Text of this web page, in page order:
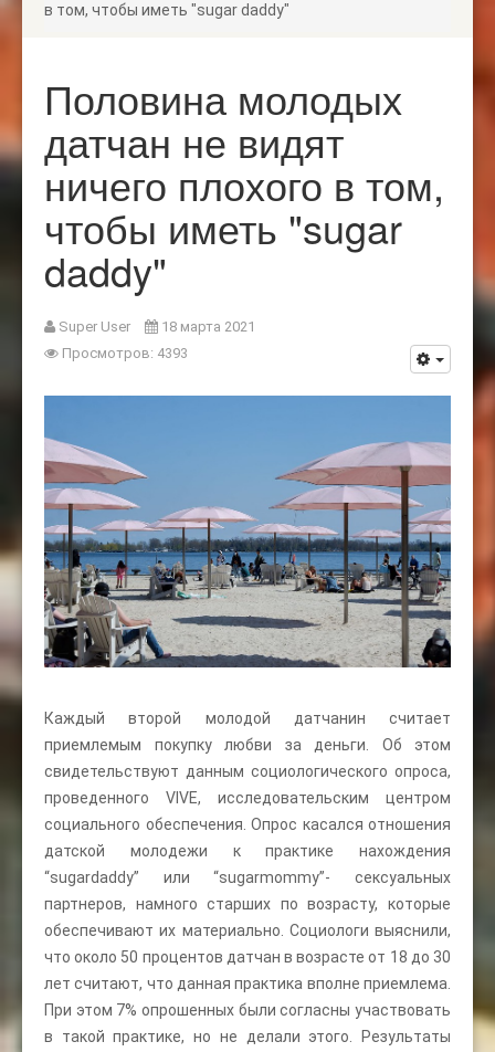
в том, чтобы иметь "sugar daddy"
Половина молодых
датчан не видят
ничего плохого в том,
чтобы иметь "sugar
daddy"
Super User
18 марта 2021
Просмотров: 4393
Каждый второй молодой датчанин считает
приемлемым покупку любви за деньги. Об этом
свидетельствуют данным социологического опроса,
проведенного VIVE, исследовательским центром
социального обеспечения. Опрос касался отношения
датской молодежи к практике нахождения
“sugardaddy” или “sugarmommy”- сексуальных
партнеров, намного старших по возрасту, которые
обеспечивают их материально. Социологи выяснили,
что около 50 процентов датчан в возрасте от 18 до 30
лет считают, что данная практика вполне приемлема.
При этом 7% опрошенных были согласны участвовать
в такой практике, но не делали этого. Результаты